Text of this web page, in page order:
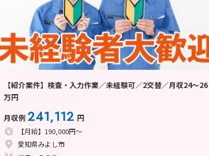
【紹介案件】検査・入力作業／未経験可／2交替／月収24～26
万円
月収例241,112 円
【月給】190,000円～
愛知県みよし市